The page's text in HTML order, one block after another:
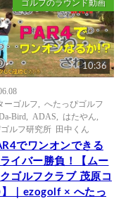
ゴルフのラウンド動画
10:36
ーゴルフ
へたっぴゴルフ
Bird ADAS はたやん
ルフ研究所 田中くん
でワンオンできる
イバー勝負！【ムー
ゴルフクラブ 茂原コ
｜ezogolf × へたっ